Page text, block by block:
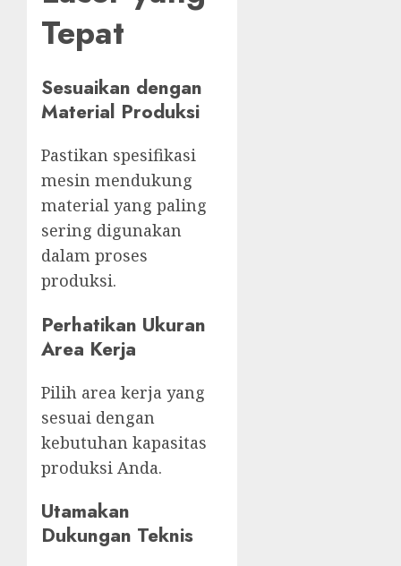
Tepat
Sesuaikan dengan
Material Produksi
Pastikan spesifikasi
mesin mendukung
material yang paling
sering digunakan
dalam proses
produksi.
Perhatikan Ukuran
Area Kerja
Pilih area kerja yang
sesuai dengan
kebutuhan kapasitas
produksi Anda.
Utamakan
Dukungan Teknis